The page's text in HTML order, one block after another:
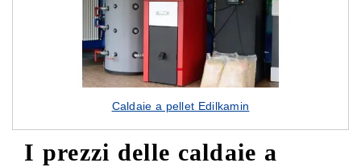
Caldaie a pellet Edilkamin
I prezzi delle caldaie a